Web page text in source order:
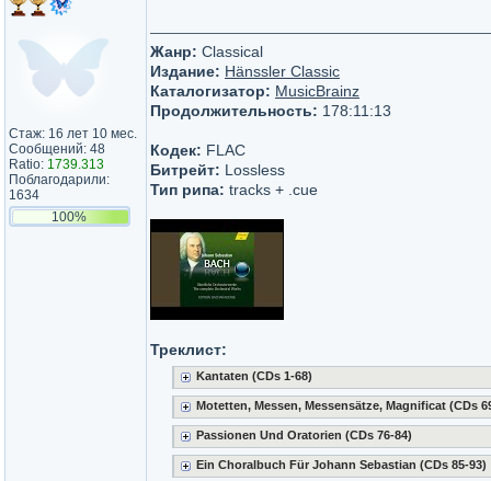
Стаж: 16 лет 10 мес.
Сообщений: 48
Ratio: 1739.313
Поблагодарили:
1634
100%
Жанр: Classical
Издание: Hänssler Classic
Каталогизатор: MusicBrainz
Продолжительность: 178:11:13
Кодек: FLAC
Битрейт: Lossless
Тип рипа: tracks + .cue
Треклист:
Kantaten (CDs 1-68)
Motetten, Messen, Messensätze, Magnificat (CDs
Passionen Und Oratorien (CDs 76-84)
Ein Choralbuch Für Johann Sebastian (CDs 85-93)